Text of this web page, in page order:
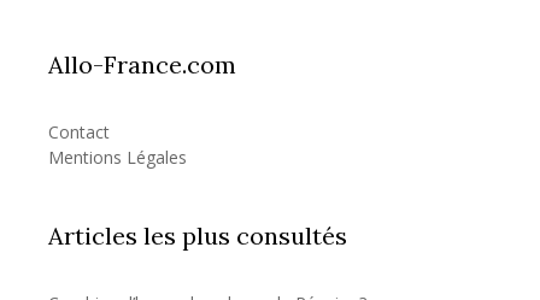
Allo-France.com
Contact
Mentions Légales
Articles les plus consultés